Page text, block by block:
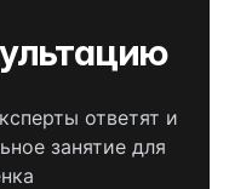
ответят и
занятие для